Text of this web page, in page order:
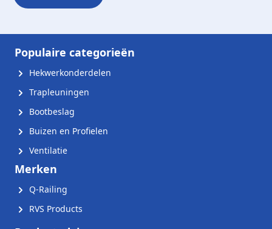
Populaire categorieën
Hekwerkonderdelen
Trapleuningen
Bootbeslag
Buizen en Profielen
Ventilatie
Merken
Q-Railing
RVS Products